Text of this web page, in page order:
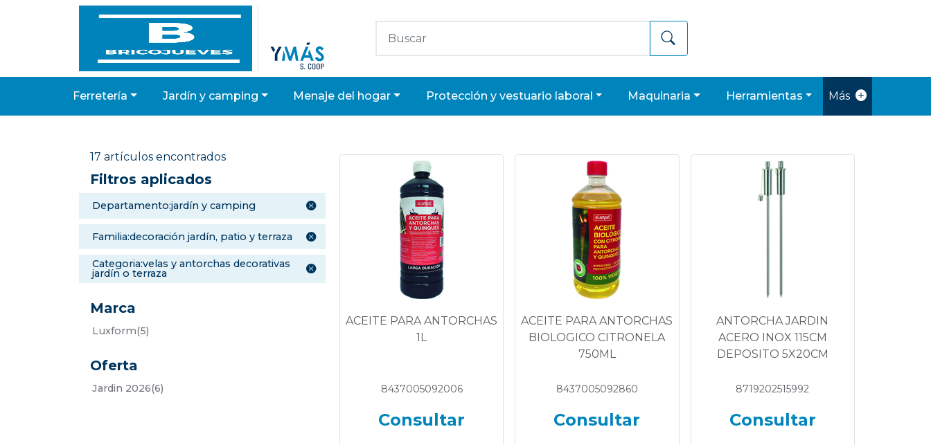
ferretería jardín y camping menaje del hogar protección y vestuario laboral maquinaria herramientas Más
17 artículos encontrados
Filtros aplicados
departamento:jardín y camping
familia:decoración jardín, patio y terraza
categoria:velas y antorchas decorativas
jardín o terraza
Marca
luxform(5)
Oferta
jardin 2026(6)
ACEITE PARA ANTORCHAS
1L
8437005092006
Consultar
ACEITE PARA ANTORCHAS
BIOLOGICO CITRONELA
750ML
8437005092860
Consultar
ANTORCHA JARDIN
ACERO INOX 115CM
DEPOSITO 5X20CM
8719202515992
Consultar